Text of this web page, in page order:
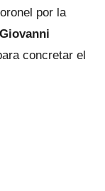
por la
concretar el